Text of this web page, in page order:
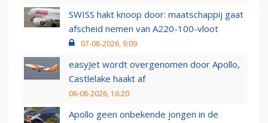
SWISS hakt knoop door: maatschappij gaat
afscheid nemen van A220-100-vloot
07-08-2026, 9:09
easyJet wordt overgenomen door Apollo,
Castlelake haakt af
06-08-2026, 16:20
Apollo geen onbekende jongen in de